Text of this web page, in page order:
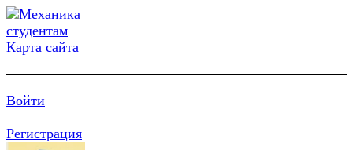
Карта сайта
Войти
Регистрация